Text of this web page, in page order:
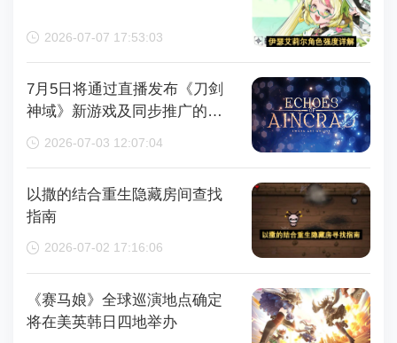
2026-07-07 17:53:03
7月5日将通过直播发布《刀剑
神域》新游戏及同步推广的动
画内容，整场直播时长为110分
2026-07-03 12:07:04
以撒的结合重生隐藏房间查找
指南
2026-07-02 17:16:06
《赛马娘》全球巡演地点确定
将在美英韩日四地举办